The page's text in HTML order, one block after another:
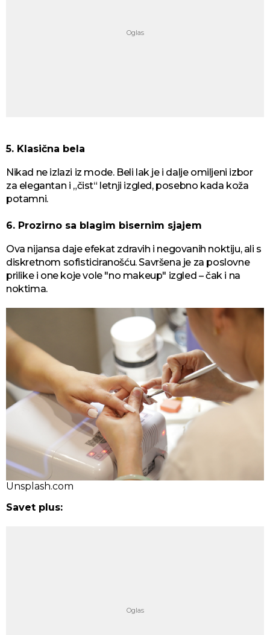
5. Klasična bela
Nikad ne izlazi iz mode. Beli lak je i dalje omiljeni izbor
za elegantan i „čist“ letnji izgled, posebno kada koža
potamni.
6. Prozirno sa blagim bisernim sjajem
Ova nijansa daje efekat zdravih i negovanih noktiju, ali s
diskretnom sofisticiranošću. Savršena je za poslovne
prilike i one koje vole "no makeup" izgled – čak i na
noktima.
Unsplash.com
Savet plus: